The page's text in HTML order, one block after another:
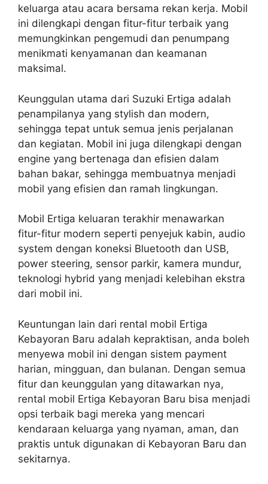
keluarga atau acara bersama rekan kerja. Mobil
ini dilengkapi dengan fitur-fitur terbaik yang
memungkinkan pengemudi dan penumpang
menikmati kenyamanan dan keamanan
maksimal.
Keunggulan utama dari Suzuki Ertiga adalah
penampilanya yang stylish dan modern,
sehingga tepat untuk semua jenis perjalanan
dan kegiatan. Mobil ini juga dilengkapi dengan
engine yang bertenaga dan efisien dalam
bahan bakar, sehingga membuatnya menjadi
mobil yang efisien dan ramah lingkungan.
Mobil Ertiga keluaran terakhir menawarkan
fitur-fitur modern seperti penyejuk kabin, audio
system dengan koneksi Bluetooth dan USB,
power steering, sensor parkir, kamera mundur,
teknologi hybrid yang menjadi kelebihan ekstra
dari mobil ini.
Keuntungan lain dari rental mobil Ertiga
Kebayoran Baru adalah kepraktisan, anda boleh
menyewa mobil ini dengan sistem payment
harian, mingguan, dan bulanan. Dengan semua
fitur dan keunggulan yang ditawarkan nya,
rental mobil Ertiga Kebayoran Baru bisa menjadi
opsi terbaik bagi mereka yang mencari
kendaraan keluarga yang nyaman, aman, dan
praktis untuk digunakan di Kebayoran Baru dan
sekitarnya.